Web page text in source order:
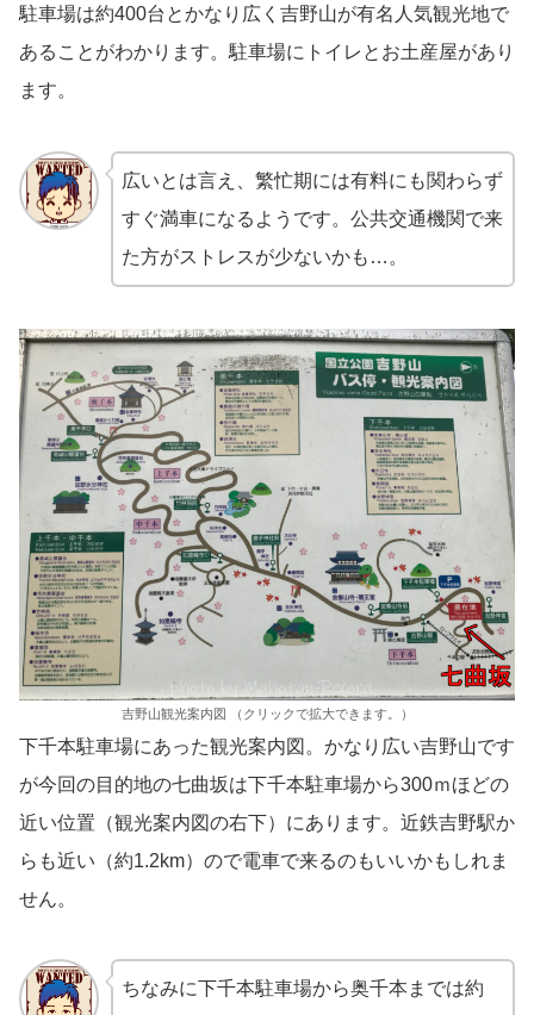
駐車場は約400台とかなり広く吉野山が有名人気観光地で
あることがわかります。駐車場にトイレとお土産屋があり
ます。
広いとは言え、繁忙期には有料にも関わらず
すぐ満車になるようです。公共交通機関で来
た方がストレスが少ないかも…。
吉野山観光案内図 （クリックで拡大できます。）
下千本駐車場にあった観光案内図。かなり広い吉野山です
が今回の目的地の七曲坂は下千本駐車場から300ｍほどの
近い位置（観光案内図の右下）にあります。近鉄吉野駅か
らも近い（約1.2km）ので電車で来るのもいいかもしれま
せん。
ちなみに下千本駐車場から奥千本までは約